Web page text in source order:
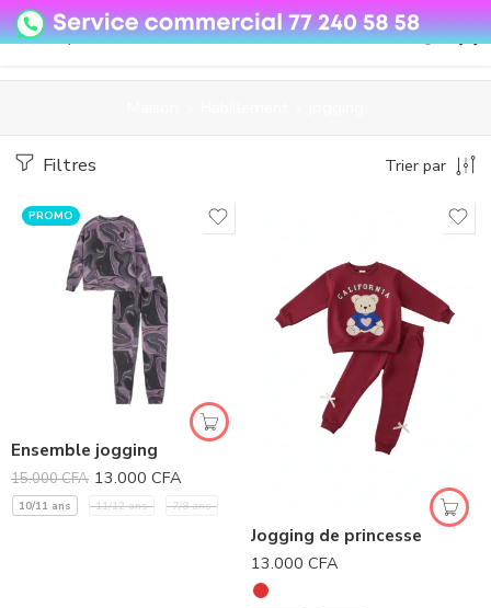
08o35epzeyex8vmjn04i2j4algz26o
Filtres Trier par
PROMO
Ensemble jogging
15.000CFA 13.000 CFA
10/11 ans 11/12 ans 7/8 ans
Jogging de princesse
13.000 CFA